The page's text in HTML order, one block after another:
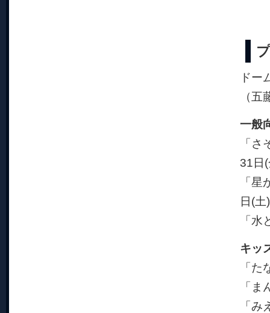
ドー
（
一般
「
31日
「
日(
「
キッ
「
「
「